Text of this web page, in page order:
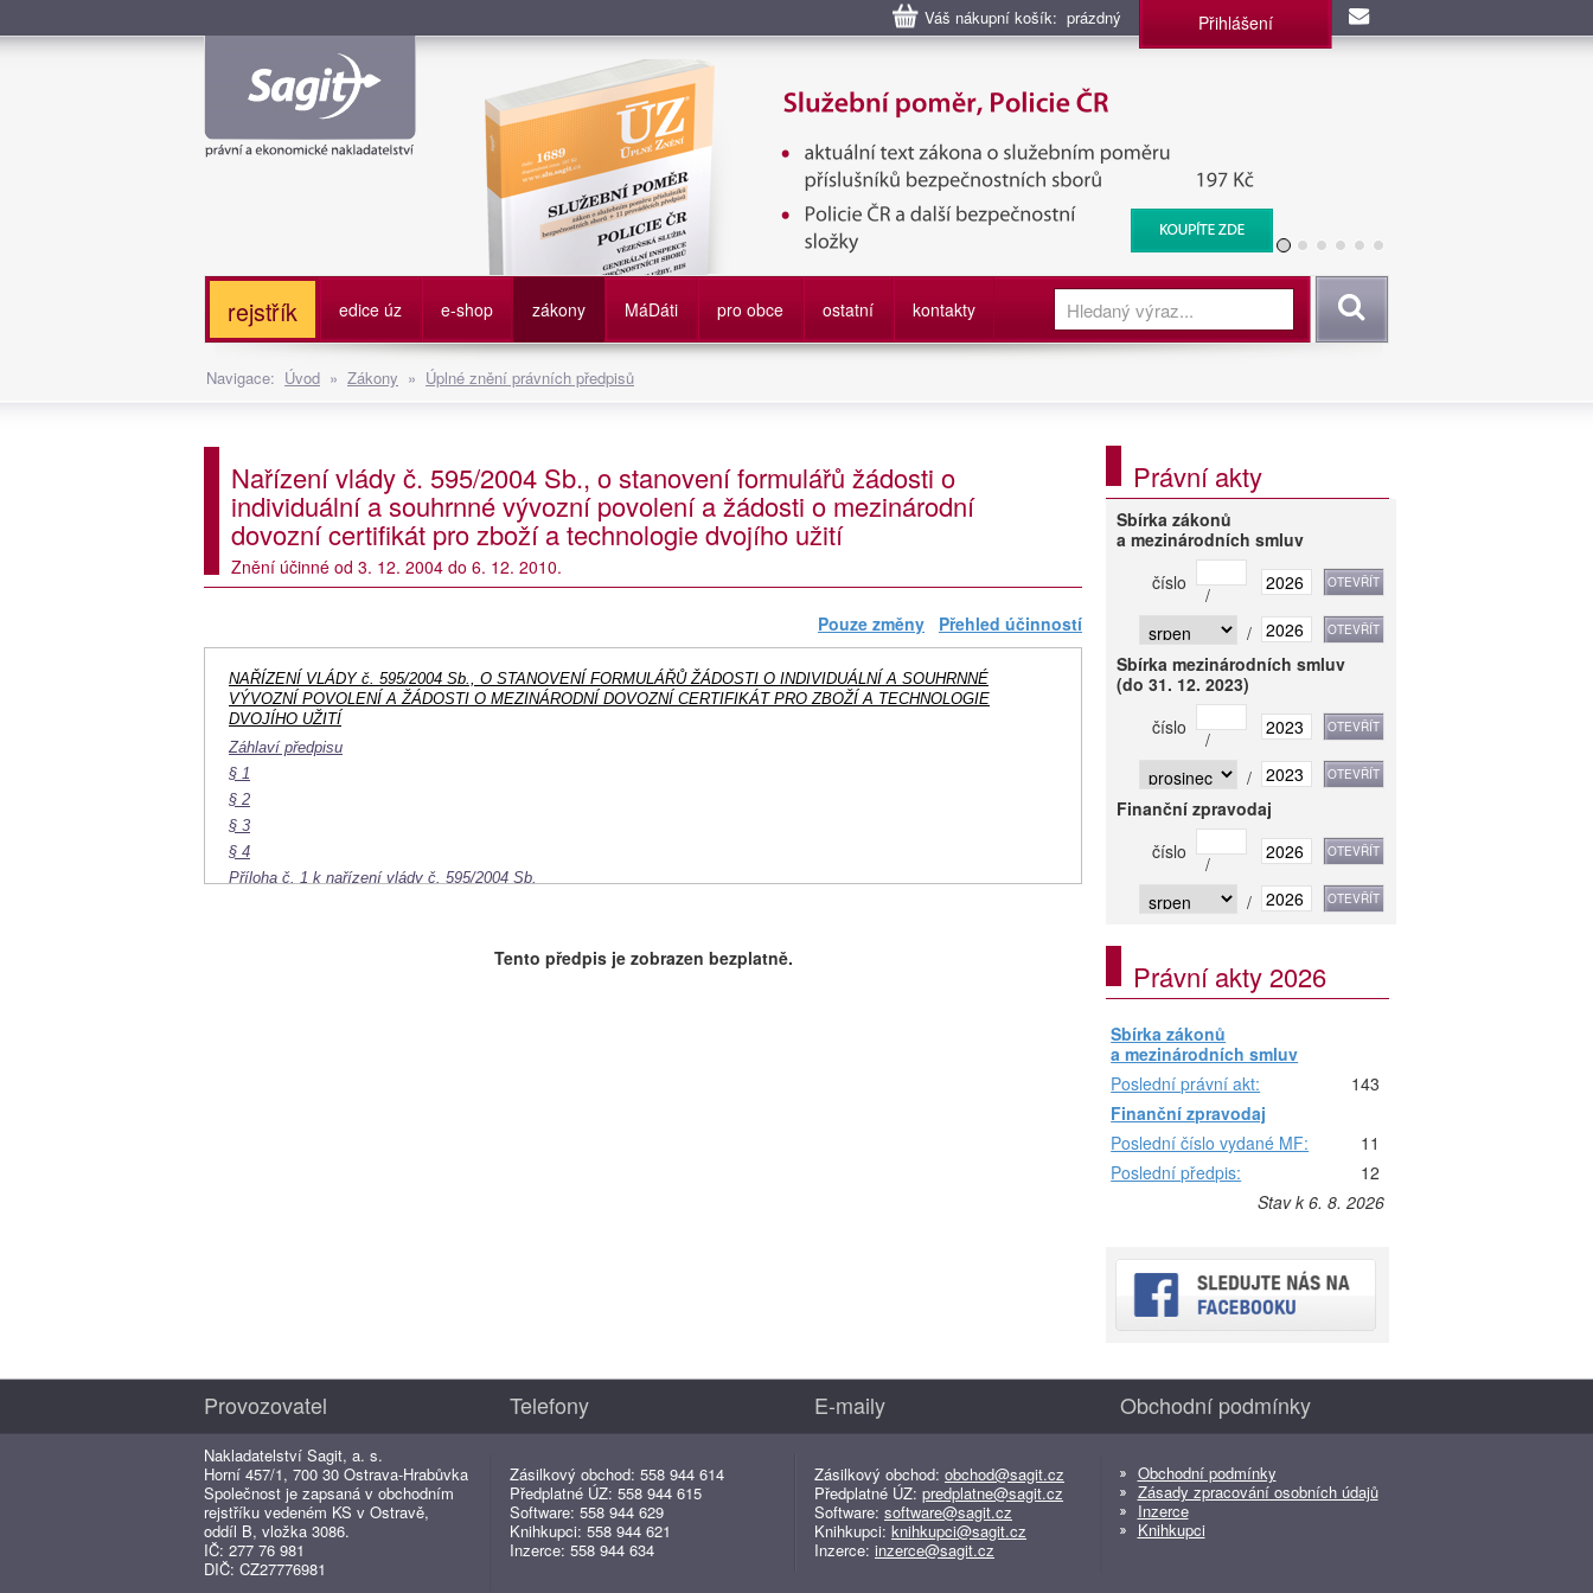
Váš nákupní košík: prázdný Přihlášení
Služební poměr příslušníků bezpečnostních sborů, Policie ČR, Vězeňská služba, BIS, Zpravodajské
služby
rejstřík edice úz e-shop zákony MáDáti pro obce ostatní kontakty Vyhledat
Navigace: Úvod » Zákony » Úplné znění právních předpisů
Nařízení vlády č. 595/2004 Sb., o stanovení formulářů žádosti o
individuální a souhrnné vývozní povolení a žádosti o mezinárodní
dovozní certifikát pro zboží a technologie dvojího užití
Znění účinné od 3. 12. 2004 do 6. 12. 2010.
Pouze změny Přehled účinností
NAŘÍZENÍ VLÁDY č. 595/2004 Sb., O STANOVENÍ FORMULÁŘŮ ŽÁDOSTI O INDIVIDUÁLNÍ A SOUHRNNÉ
VÝVOZNÍ POVOLENÍ A ŽÁDOSTI O MEZINÁRODNÍ DOVOZNÍ CERTIFIKÁT PRO ZBOŽÍ A TECHNOLOGIE
DVOJÍHO UŽITÍ
Záhlaví předpisu
§ 1
§ 2
§ 3
§ 4
Příloha č. 1 k nařízení vlády č. 595/2004 Sb.
Tento předpis je zobrazen bezplatně.
Právní akty
Sbírka zákonů
a mezinárodních smluv
číslo
/
/
Sbírka mezinárodních smluv
(do 31. 12. 2023)
číslo
/
/
Finanční zpravodaj
číslo
/
/
Právní akty 2026
Sbírka zákonů
a mezinárodních smluv
Poslední právní akt:
143
Finanční zpravodaj
Poslední číslo vydané MF:
11
Poslední předpis:
12
Stav k 6. 8. 2026
Provozovatel
Nakladatelství Sagit, a. s.
Horní 457/1, 700 30 Ostrava-Hrabůvka
Společnost je zapsaná v obchodním
rejstříku vedeném KS v Ostravě,
oddíl B, vložka 3086.
IČ: 277 76 981
DIČ: CZ27776981
Telefony
Zásilkový obchod: 558 944 614
Předplatné ÚZ: 558 944 615
Software: 558 944 629
Knihkupci: 558 944 621
Inzerce: 558 944 634
E-maily
Zásilkový obchod: obchod@sagit.cz
Předplatné ÚZ: predplatne@sagit.cz
Software: software@sagit.cz
Knihkupci: knihkupci@sagit.cz
Inzerce: inzerce@sagit.cz
Obchodní podmínky
Obchodní podmínky
Zásady zpracování osobních údajů
Inzerce
Knihkupci